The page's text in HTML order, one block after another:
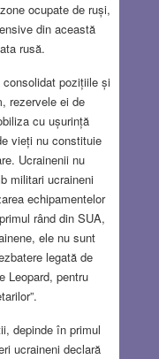
ocupate de ruși,
din această
rusă.
pozițiile și
rezervele ei de
cu ușurință
vieți nu constituie
Ucrainenii nu
militari ucraineni
echipamentelor
rând din SUA,
ele nu sunt
legată de
Leopard, pentru
depinde în primul
ucraineni declară